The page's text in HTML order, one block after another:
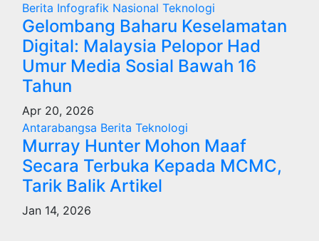
Berita Infografik Nasional Teknologi
Gelombang Baharu Keselamatan
Digital: Malaysia Pelopor Had
Umur Media Sosial Bawah 16
Tahun
Apr 20, 2026
Antarabangsa Berita Teknologi
Murray Hunter Mohon Maaf
Secara Terbuka Kepada MCMC,
Tarik Balik Artikel
Jan 14, 2026